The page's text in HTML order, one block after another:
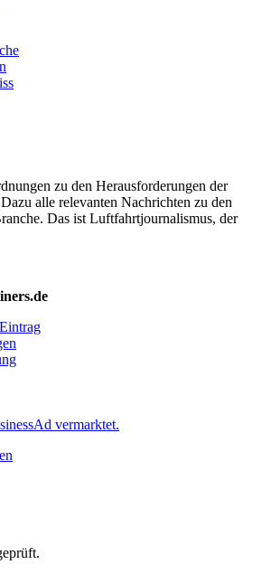
zu den Herausforderungen der
alle relevanten Nachrichten zu den
Das ist Luftfahrtjournalismus, der
vermarktet.